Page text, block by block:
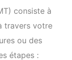
consiste à
travers votre
ou des
étapes :